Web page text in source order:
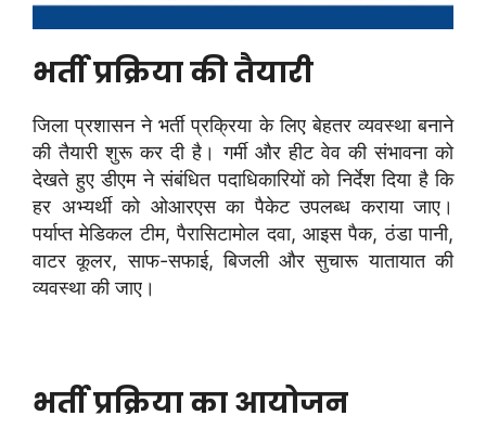
भर्ती प्रक्रिया की तैयारी
जिला प्रशासन ने भर्ती प्रक्रिया के लिए बेहतर व्यवस्था बनाने
की तैयारी शुरू कर दी है। गर्मी और हीट वेव की संभावना को
देखते हुए डीएम ने संबंधित पदाधिकारियों को निर्देश दिया है कि
हर अभ्यर्थी को ओआरएस का पैकेट उपलब्ध कराया जाए।
पर्याप्त मेडिकल टीम, पैरासिटामोल दवा, आइस पैक, ठंडा पानी,
वाटर कूलर, साफ-सफाई, बिजली और सुचारू यातायात की
व्यवस्था की जाए।
भर्ती प्रक्रिया का आयोजन